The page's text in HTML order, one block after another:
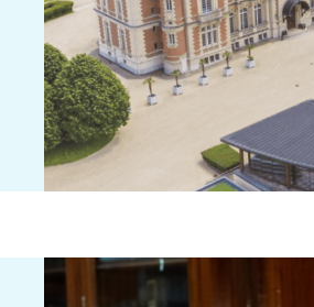
Image